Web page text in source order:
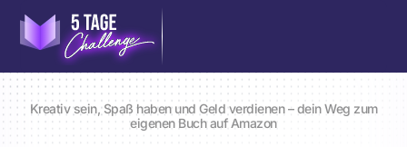
Kreativ sein, Spaß haben und Geld verdienen – dein Weg zum
eigenen Buch auf Amazon